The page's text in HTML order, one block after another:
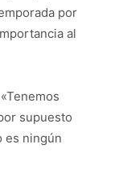
por
al
supuesto
es ningún